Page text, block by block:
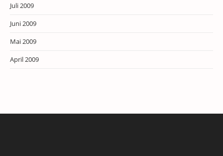
Juli 2009
Juni 2009
Mai 2009
April 2009